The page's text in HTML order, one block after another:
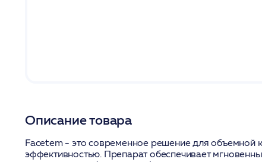
Описание товара
Facetem - это современное решение для объемной
эффективностью. Препарат обеспечивает